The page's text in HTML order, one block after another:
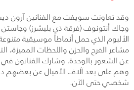
وقد تعاونت سويفت مع الفنانين آرون
وجاك أنتونوف (فرقة ذي بليشرز) وجاستن
الألبوم الذي حمل أنماطاً موسيقية
مشاعر الفرح والحزن واللحظات المميزة،
عن الشعور بالوحدة. وشارك الفنانون
وهم على بعد آلاف الأميال عن بعضهم
شخصي حتى الآن.